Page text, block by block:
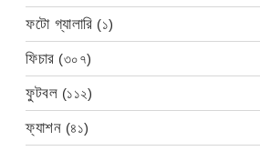
ফটো গ্যালারি (১)
ফিচার (৩০৭)
ফুটবল (১১২)
ফ্যাশন (৪১)